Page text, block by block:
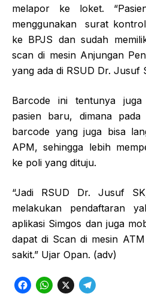
melapor ke loket.
menggunakan surat
ke BPJS dan sudah
scan di mesin Anjungan
yang ada di RSUD Dr. Jusuf
Barcode ini tentunya
pasien baru, dimana
barcode yang juga bisa
APM, sehingga lebih
ke poli yang dituju.
“Jadi RSUD Dr. Jusuf
melakukan pendaftaran
aplikasi Simgos dan juga
dapat di Scan di mesin
sakit.” Ujar Opan. (adv)
F
W
X
T